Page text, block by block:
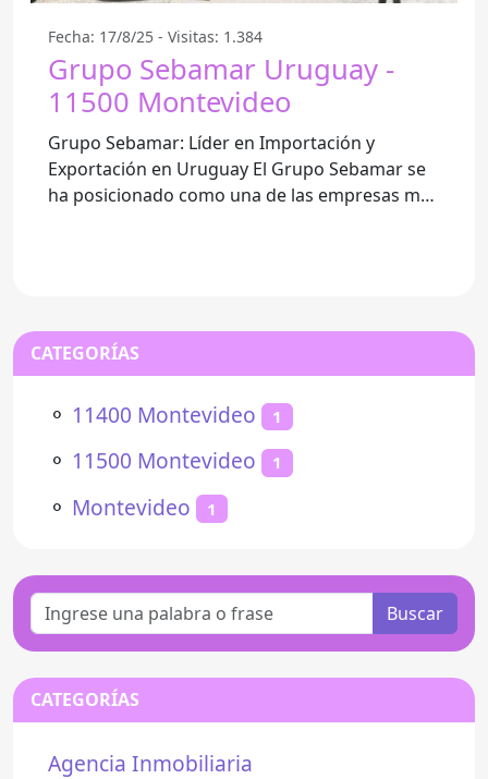
Fecha: 17/8/25 - Visitas: 1.384
Grupo Sebamar Uruguay -
11500 Montevideo
Grupo Sebamar: Líder en Importación y
Exportación en Uruguay El Grupo Sebamar se
ha posicionado como una de las empresas más
CATEGORÍAS
⚬ 11400 Montevideo 1
⚬ 11500 Montevideo 1
⚬ Montevideo 1
Buscar
CATEGORÍAS
Agencia Inmobiliaria